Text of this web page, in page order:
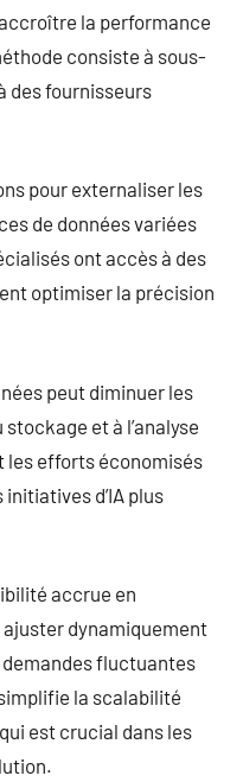
la performance
consiste à sous-
des fournisseurs
pour externaliser les
de données variées
ont accès à des
optimiser la précision
peut diminuer les
et à l’analyse
les efforts économisés
d’IA plus
accrue en
dynamiquement
fluctuantes
la scalabilité
est crucial dans les